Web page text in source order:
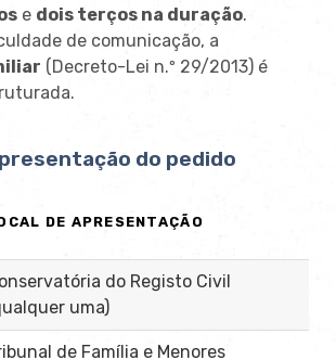
e dois terços na duração.
de comunicação, a
(Decreto-Lei n.º 29/2013) é
do pedido
DE APRESENTAÇÃO
do Registo Civil
uma)
de Família e Menores